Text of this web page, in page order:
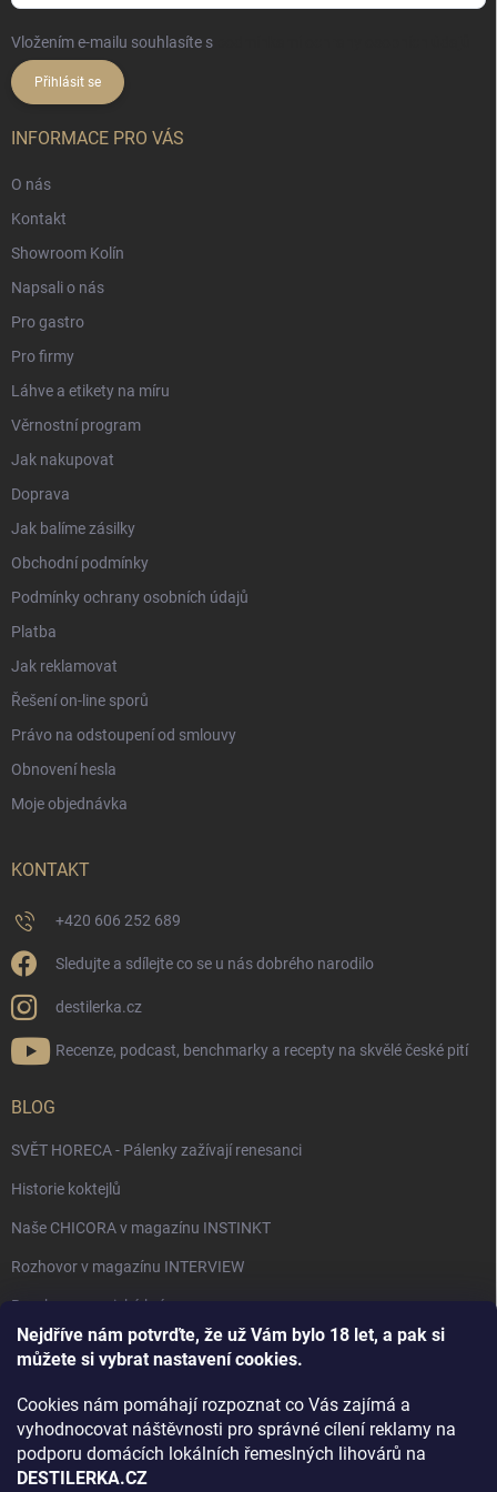
Nejdříve nám potvrďte, že už Vám bylo 18 let, a pak si
můžete si vybrat nastavení cookies.
Cookies nám pomáhají rozpoznat co Vás zajímá a
vyhodnocovat náštěvnosti pro správné cílení reklamy na
podporu domácích lokálních řemeslných lihovárů na
DESTILERKA.CZ
Vložením e-mailu souhlasíte s
Přihlásit se
INFORMACE PRO VÁS
O nás
Kontakt
Showroom Kolín
Napsali o nás
Pro gastro
Pro firmy
Láhve a etikety na míru
Věrnostní program
Jak nakupovat
Doprava
Jak balíme zásilky
Obchodní podmínky
Podmínky ochrany osobních údajů
Platba
Jak reklamovat
Řešení on-line sporů
Právo na odstoupení od smlouvy
Obnovení hesla
Moje objednávka
KONTAKT
+420 606 252 689
Sledujte a sdílejte co se u nás dobrého narodilo
destilerka.cz
Recenze, podcast, benchmarky a recepty na skvělé české pití
BLOG
SVĚT HORECA - Pálenky zažívají renesanci
Historie koktejlů
Naše CHICORA v magazínu INSTINKT
Rozhovor v magazínu INTERVIEW
Bourbon, americká krása.
Napsali v TÝDNU o naší práci
Rozhovor s DESTILERKA.CZ v magazínu DRINKING-CAT
Jak vybrat dárek na Vánoce